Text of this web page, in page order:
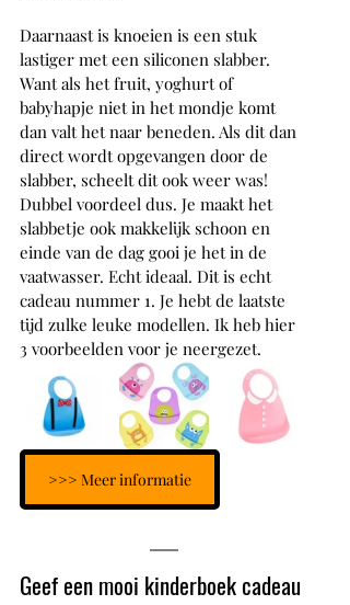
Daarnaast is knoeien is een stuk
lastiger met een siliconen slabber.
Want als het fruit, yoghurt of
babyhapje niet in het mondje komt
dan valt het naar beneden. Als dit dan
direct wordt opgevangen door de
slabber, scheelt dit ook weer was!
Dubbel voordeel dus. Je maakt het
slabbetje ook makkelijk schoon en
einde van de dag gooi je het in de
vaatwasser. Echt ideaal. Dit is echt
cadeau nummer 1. Je hebt de laatste
tijd zulke leuke modellen. Ik heb hier
3 voorbeelden voor je neergezet.
>>> Meer informatie
Geef een mooi kinderboek cadeau